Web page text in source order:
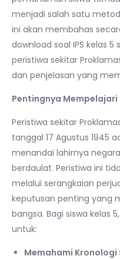
menjadi salah satu
ini akan membahas
download soal IPS kelas
peristiwa sekitar
dan penjelasan yang
Pentingnya
Peristiwa sekitar
tanggal 17 Agustus 1945
menandai lahirnya
berdaulat. Peristiwa ini
melalui serangkaian
keputusan penting yang
bangsa. Bagi siswa kelas
untuk:
Memahami Kronologi